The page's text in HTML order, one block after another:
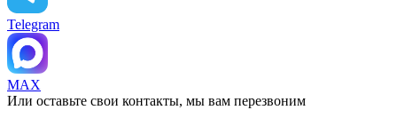
Telegram
MAX
Или оставьте свои контакты, мы вам перезвоним